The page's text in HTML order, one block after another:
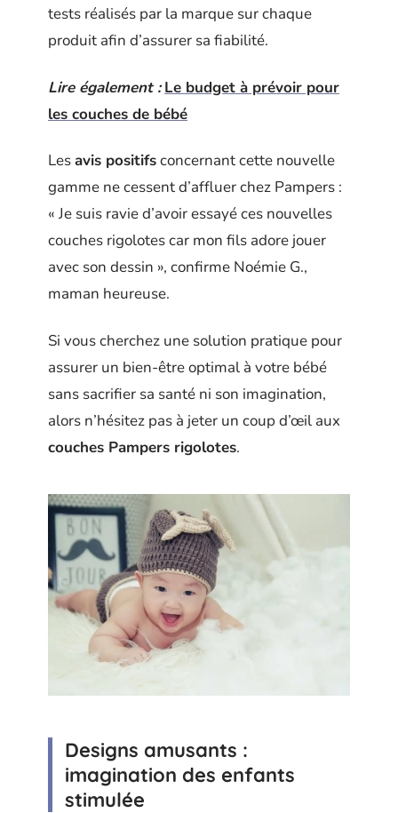
tests réalisés par la marque sur chaque
produit afin d’assurer sa fiabilité.
Lire également : Le budget à prévoir pour
les couches de bébé
Lesavis positifsconcernant cette nouvelle
gamme ne cessent d’affluer chez Pampers :
« Je suis ravie d’avoir essayé ces nouvelles
couches rigolotes car mon fils adore jouer
avec son dessin », confirme Noémie G.,
maman heureuse.
Si vous cherchez une solution pratique pour
assurer un bien-être optimal à votre bébé
sans sacrifier sa santé ni son imagination,
alors n’hésitez pas à jeter un coup d’œil aux
couches Pampers rigolotes.
Designs amusants :
imagination des enfants
stimulée